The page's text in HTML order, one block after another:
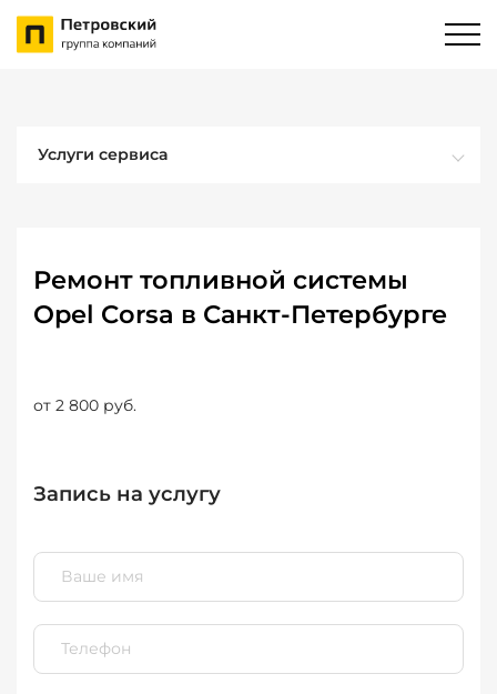
Услуги сервиса
Ремонт топливной системы
Opel Corsa в Санкт-Петербурге
от 2 800 руб.
Запись на услугу